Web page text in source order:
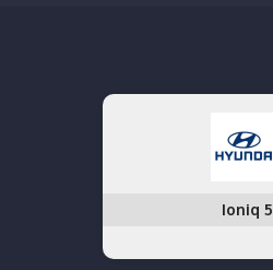
Ioniq 5